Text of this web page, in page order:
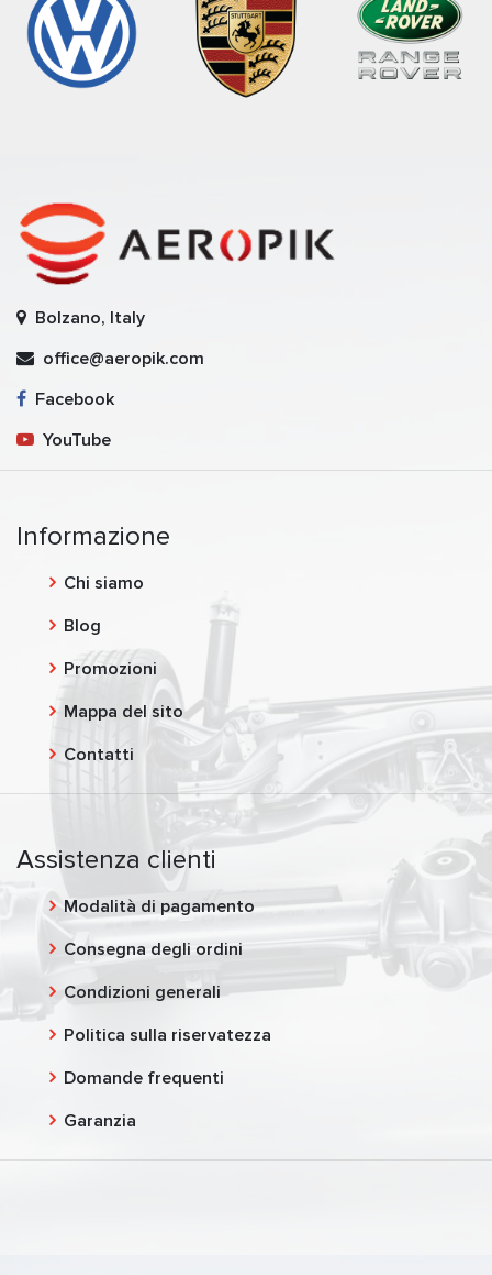
Bolzano, Italy
office@aeropik.com
Facebook
YouTube
Informazione
Chi siamo
Blog
Promozioni
Mappa del sito
Contatti
Assistenza clienti
Modalità di pagamento
Consegna degli ordini
Condizioni generali
Politica sulla riservatezza
Domande frequenti
Garanzia